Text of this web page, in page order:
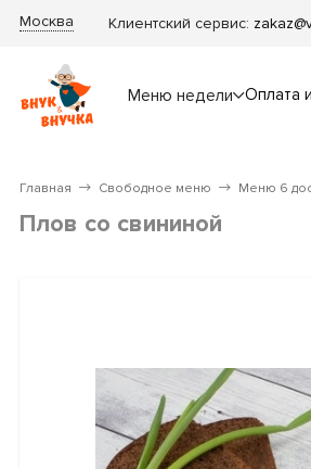
Москва Клиентский сервис:
Меню недели Оплата
Главная Свободное меню Меню 6
Плов со свининой